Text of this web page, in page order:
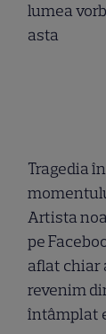
lumea
asta
Tragedia
Artista
pe
aflat chiar
revenim
întâmplat